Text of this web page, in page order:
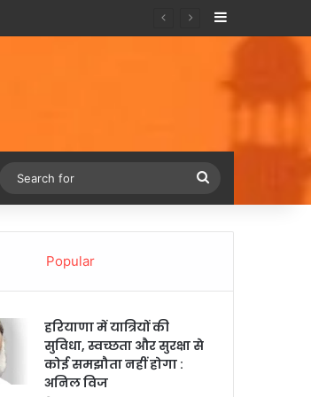
Sidebar
Switch skin
for
Popular
हरियाणा में यात्रियों की
सुविधा, स्वच्छता और सुरक्षा से
कोई समझौता नहीं होगा :
अनिल विज